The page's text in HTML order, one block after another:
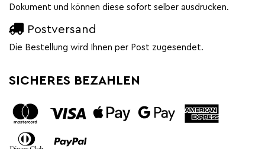
Dokument und können diese sofort selber ausdrucken.
Postversand
Die Bestellung wird Ihnen per Post zugesendet.
SICHERES BEZAHLEN